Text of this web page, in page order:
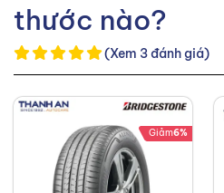
thước nào?
(Xem 3 đánh giá)
Giảm6%